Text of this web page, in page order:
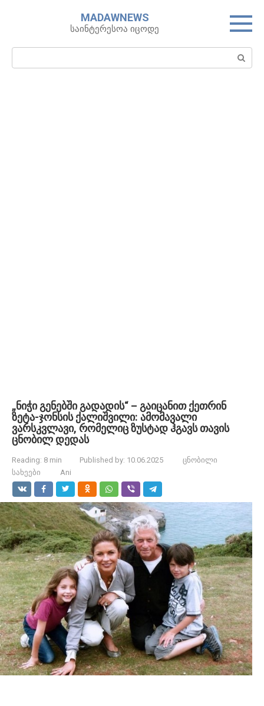
MADAWNEWS
საინტერესოა იცოდე
Search:
„ნიჭი გენებში გადადის“ – გაიცანით ქეთრინ
ზეტა-ჯონსის ქალიშვილი: ამომავალი
ვარსკვლავი, რომელიც ზუსტად ჰგავს თავის
ცნობილ დედას
Reading: 8 min Published by: 10.06.2025
ცნობილი
სახეები
Ani